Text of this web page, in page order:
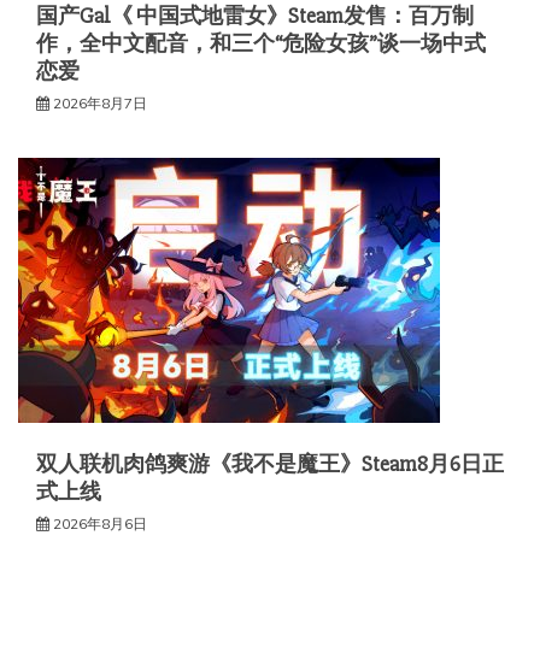
国产Gal《 中国式地雷女》Steam发售：百万制
作，全中文配音，和三个“危险女孩”谈一场中式
恋爱
2026年8月7日
双人联机肉鸽爽游《我不是魔王》Steam8月6日正
式上线
2026年8月6日